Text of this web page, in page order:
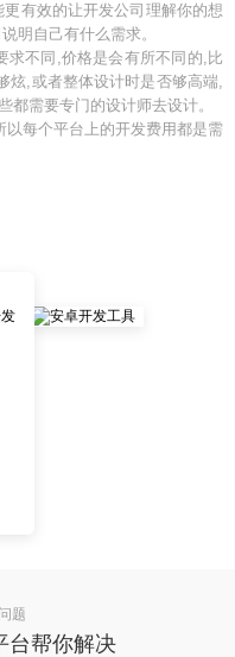
有效的让开发公司理解你的想
明自己有什么需求。
求不同,价格是会有所不同的,比
炫,或者整体设计时是否够高端,
都需要专门的设计师去设计。
每个平台上的开发费用都是需
题
台帮你解决